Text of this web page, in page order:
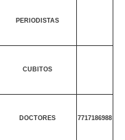
PERIODISTAS
CUBITOS
DOCTORES 7717186988